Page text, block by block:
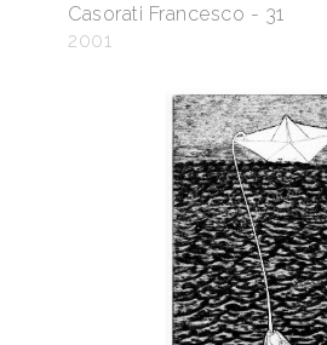
Casorati Francesco - 31
2001